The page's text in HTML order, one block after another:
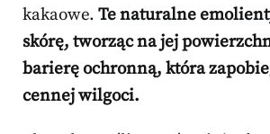
kakaowe. Te naturalne
skórę, tworząc na jej
barierę ochronną, która
cennej wilgoci.